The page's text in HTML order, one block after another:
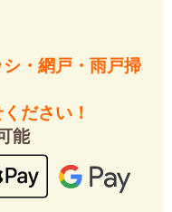
・網戸・雨戸掃
ださい！
能